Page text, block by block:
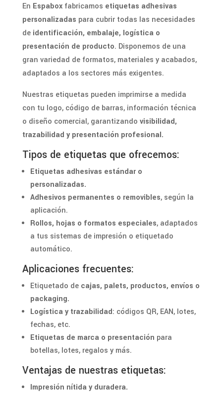
En Espaboxfabricamos etiquetas adhesivas
personalizadas para cubrir todas las necesidades
de identificación, embalaje, logística o
presentación de producto. Disponemos de una
gran variedad de formatos, materiales y acabados,
adaptados a los sectores más exigentes.
Nuestras etiquetas pueden imprimirse a medida
con tu logo, código de barras, información técnica
o diseño comercial, garantizando visibilidad,
trazabilidad y presentación profesional.
Tipos de etiquetas que ofrecemos:
Etiquetas adhesivas estándar o
personalizadas.
Adhesivos permanentes o removibles, según la
aplicación.
Rollos, hojas o formatos especiales, adaptados
a tus sistemas de impresión o etiquetado
automático.
Aplicaciones frecuentes:
Etiquetado de cajas, palets, productos, envíos o
packaging.
Logística y trazabilidad: códigos QR, EAN, lotes,
fechas, etc.
Etiquetas de marca o presentación para
botellas, lotes, regalos y más.
Ventajas de nuestras etiquetas:
Impresión nítida y duradera.